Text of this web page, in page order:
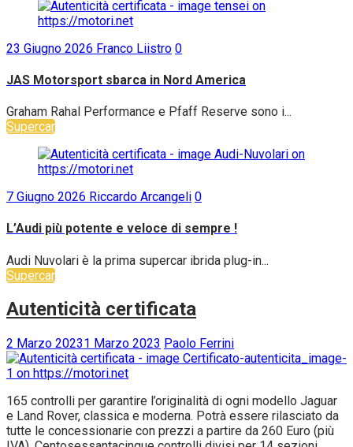
23 Giugno 2026 Franco Liistro 0
JAS Motorsport sbarca in Nord America
Graham Rahal Performance e Pfaff Reserve sono i...
Supercar
7 Giugno 2026 Riccardo Arcangeli 0
L’Audi più potente e veloce di sempre !
Audi Nuvolari è la prima supercar ibrida plug-in...
Supercar
Autenticità certificata
2 Marzo 20231 Marzo 2023 Paolo Ferrini
165 controlli per garantire l’originalità di ogni modello Jaguar
e Land Rover, classica e moderna. Potrà essere rilasciato da
tutte le concessionarie con prezzi a partire da 260 Euro (più